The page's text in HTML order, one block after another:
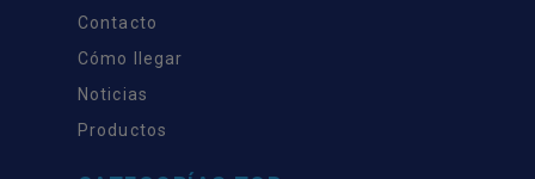
Contacto
Cómo llegar
Noticias
Productos